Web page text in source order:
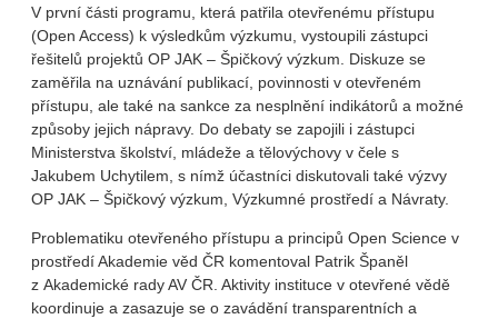
V první části programu, která patřila otevřenému přístupu
(Open Access) k výsledkům výzkumu, vystoupili zástupci
řešitelů projektů OP JAK – Špičkový výzkum. Diskuze se
zaměřila na uznávání publikací, povinnosti v otevřeném
přístupu, ale také na sankce za nesplnění indikátorů a možné
způsoby jejich nápravy. Do debaty se zapojili i zástupci
Ministerstva školství, mládeže a tělovýchovy v čele s
Jakubem Uchytilem, s nímž účastníci diskutovali také výzvy
OP JAK – Špičkový výzkum, Výzkumné prostředí a Návraty.
Problematiku otevřeného přístupu a principů Open Science v
prostředí Akademie věd ČR komentoval Patrik Španěl
z Akademické rady AV ČR. Aktivity instituce v otevřené vědě
koordinuje a zasazuje se o zavádění transparentních a